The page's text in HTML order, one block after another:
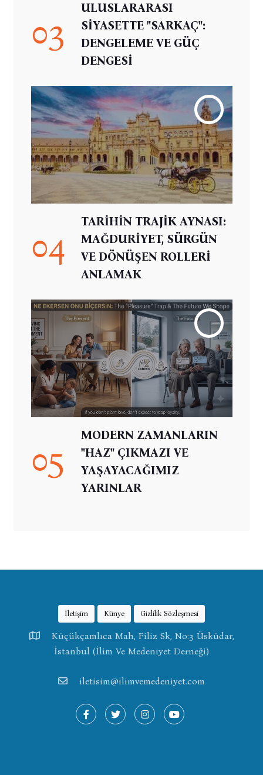
03
ULUSLARARASI
SİYASETTE "SARKAÇ":
DENGELEME VE GÜÇ
DENGESİ
04
TARİHİN TRAJİK AYNASI:
MAĞDURİYET, SÜRGÜN
VE DÖNÜŞEN ROLLERİ
ANLAMAK
05
MODERN ZAMANLARIN
"HAZ" ÇIKMAZI VE
YAŞAYACAĞIMIZ
YARINLAR
İletişim Künye Gizlilik Sözleşmesi
Küçükçamlıca Mah, Filiz Sk, No:3 Üsküdar,
İstanbul (İlim Ve Medeniyet Derneği)
iletisim@ilimvemedeniyet.com